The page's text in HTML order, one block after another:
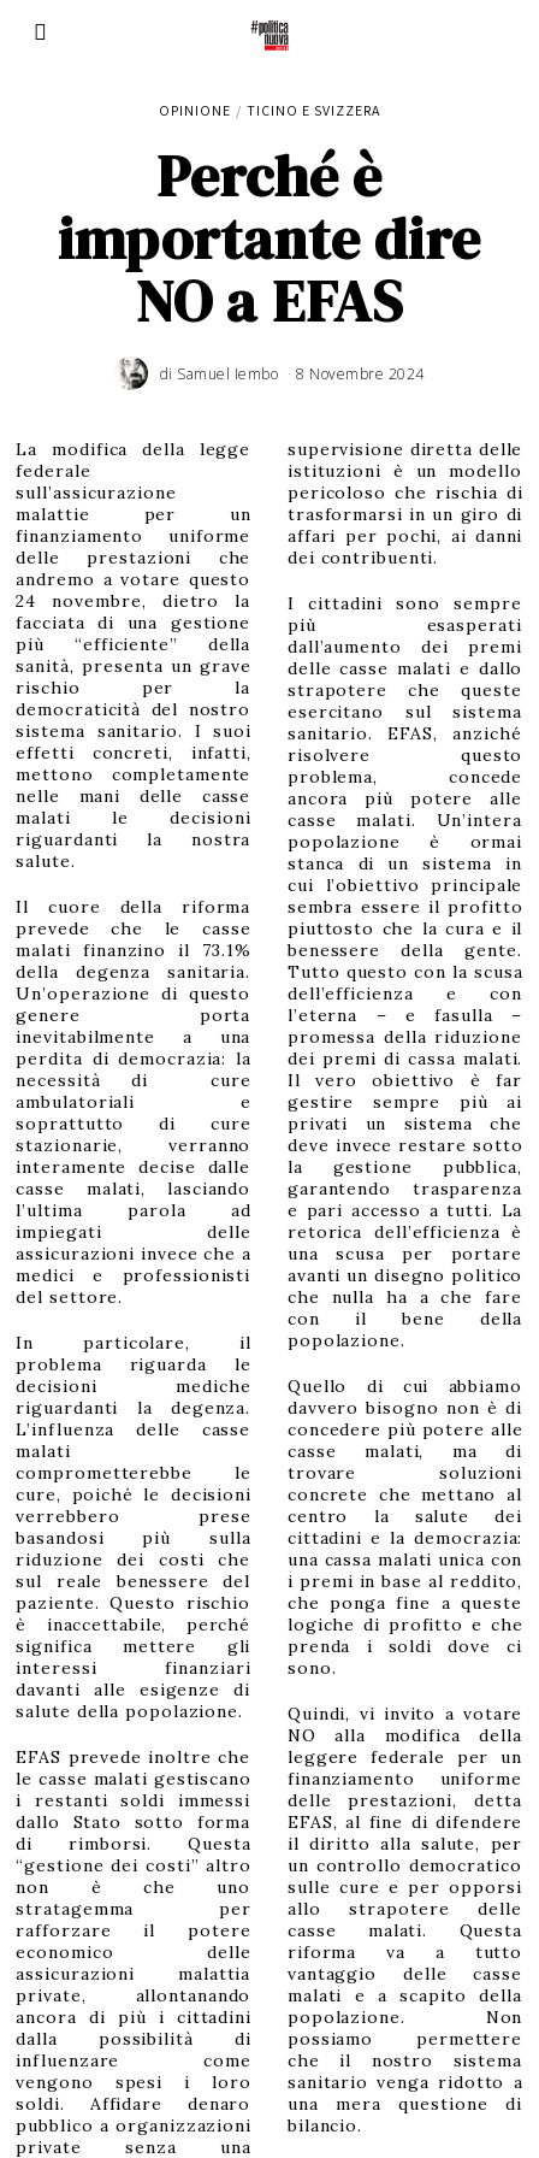
OPINIONE / TICINO E SVIZZERA
Perché è
importante dire
NO a EFAS
di Samuel Iembo 8 Novembre 2024
La modifica della legge
federale
sull’assicurazione
malattie per un
finanziamento uniforme
delle prestazioni che
andremo a votare questo
24 novembre, dietro la
facciata di una gestione
più “efficiente” della
sanità, presenta un grave
rischio per la
democraticità del nostro
sistema sanitario. I suoi
effetti concreti, infatti,
mettono completamente
nelle mani delle casse
malati le decisioni
riguardanti la nostra
salute.
Il cuore della riforma
prevede che le casse
malati finanzino il 73.1%
della degenza sanitaria.
Un’operazione di questo
genere porta
inevitabilmente a una
perdita di democrazia: la
necessità di cure
ambulatoriali e
soprattutto di cure
stazionarie, verranno
interamente decise dalle
casse malati, lasciando
l’ultima parola ad
impiegati delle
assicurazioni invece che a
medici e professionisti
del settore.
In particolare, il
problema riguarda le
decisioni mediche
riguardanti la degenza.
L’influenza delle casse
malati
comprometterebbe le
cure, poiché le decisioni
verrebbero prese
basandosi più sulla
riduzione dei costi che
sul reale benessere del
paziente. Questo rischio
è inaccettabile, perché
significa mettere gli
interessi finanziari
davanti alle esigenze di
salute della popolazione.
EFAS prevede inoltre che
le casse malati gestiscano
i restanti soldi immessi
dallo Stato sotto forma
di rimborsi. Questa
“gestione dei costi” altro
non è che uno
stratagemma per
rafforzare il potere
economico delle
assicurazioni malattia
private, allontanando
ancora di più i cittadini
dalla possibilità di
influenzare come
vengono spesi i loro
soldi. Affidare denaro
pubblico a organizzazioni
private senza una
supervisione diretta delle
istituzioni è un modello
pericoloso che rischia di
trasformarsi in un giro di
affari per pochi, ai danni
dei contribuenti.
I cittadini sono sempre
più esasperati
dall’aumento dei premi
delle casse malati e dallo
strapotere che queste
esercitano sul sistema
sanitario. EFAS, anziché
risolvere questo
problema, concede
ancora più potere alle
casse malati. Un’intera
popolazione è ormai
stanca di un sistema in
cui l’obiettivo principale
sembra essere il profitto
piuttosto che la cura e il
benessere della gente.
Tutto questo con la scusa
dell’efficienza e con
l’eterna – e fasulla –
promessa della riduzione
dei premi di cassa malati.
Il vero obiettivo è far
gestire sempre più ai
privati un sistema che
deve invece restare sotto
la gestione pubblica,
garantendo trasparenza
e pari accesso a tutti. La
retorica dell’efficienza è
una scusa per portare
avanti un disegno politico
che nulla ha a che fare
con il bene della
popolazione.
Quello di cui abbiamo
davvero bisogno non è di
concedere più potere alle
casse malati, ma di
trovare soluzioni
concrete che mettano al
centro la salute dei
cittadini e la democrazia:
una cassa malati unica con
i premi in base al reddito,
che ponga fine a queste
logiche di profitto e che
prenda i soldi dove ci
sono.
Quindi, vi invito a votare
NO alla modifica della
leggere federale per un
finanziamento uniforme
delle prestazioni, detta
EFAS, al fine di difendere
il diritto alla salute, per
un controllo democratico
sulle cure e per opporsi
allo strapotere delle
casse malati. Questa
riforma va a tutto
vantaggio delle casse
malati e a scapito della
popolazione. Non
possiamo permettere
che il nostro sistema
sanitario venga ridotto a
una mera questione di
bilancio.